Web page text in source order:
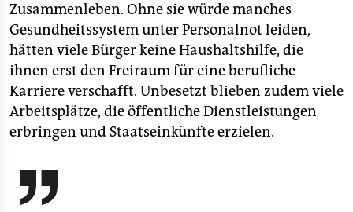
Zusammenleben. Ohne sie würde manches
Gesundheitssystem unter Personalnot leiden,
hätten viele Bürger keine Haushaltshilfe, die
ihnen erst den Freiraum für eine berufliche
Karriere verschafft. Unbesetzt blieben zudem viele
Arbeitsplätze, die öffentliche Dienstleistungen
erbringen und Staatseinkünfte erzielen.
